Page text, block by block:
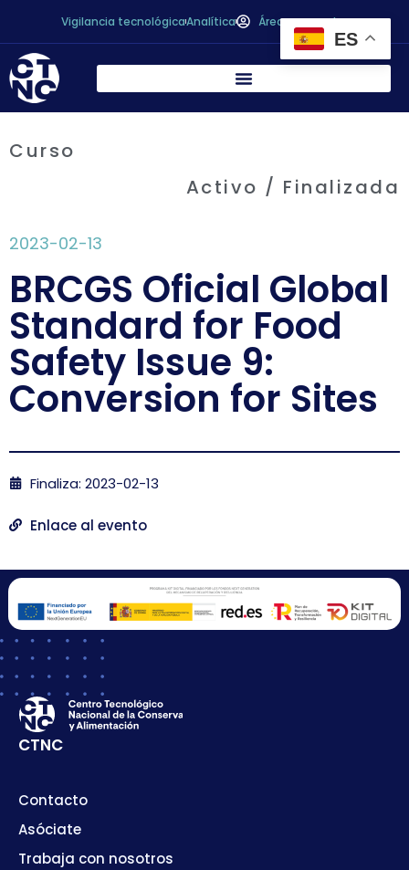
Vigilancia tecnológicaAnalítica Área personal
Curso
Activo / Finalizada
2023-02-13
BRCGS Oficial Global
Standard for Food
Safety Issue 9:
Conversion for Sites
Finaliza: 2023-02-13
Enlace al evento
CTNC
Contacto
Asóciate
Trabaja con nosotros
ES